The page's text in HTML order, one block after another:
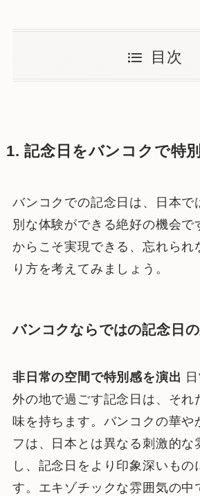
目次
1. 記念日をバンコクで特
バンコクでの記念日は、日本で
別な体験ができる絶好の機会で
からこそ実現できる、忘れられ
り方を考えてみましょう。
バンコクならではの記念日
非日常の空間で特別感を演出
外の地で過ごす記念日は、それ
味を持ちます。バンコクの華や
フは、日本とは異なる刺激的な
し、記念日をより印象深いもの
す。エキゾチックな雰囲気の中